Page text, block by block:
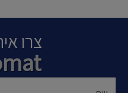
צרו